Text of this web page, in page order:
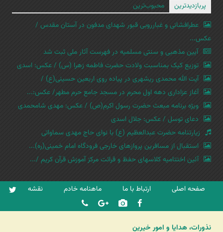
پربازدیدترین
محبوب‌ترین
عطرافشانی و غبارروبی قبور شهدای مدفون در آستان مقدس /
عکس...
آیین مذهبی و سنتی مسلمیه در فهرست آثار ملی ثبت شد
توزیع کیک بمناسبت ولادت حضرت فاطمه زهرا (س) / عکس: اسدی
آیت الله محمدی ریشهری در پیاده روی اربعین حسینی(ع) /
آغاز عزاداری دهه اول محرم در مسجد جامع حرم مطهر/ عکس:...
ویژه برنامه مبعث حضرت رسول اکرم(ص) / عکس: مهدی شامحمدی
دعای توسل / عکس: جلال اسدی
زیارتنامه حضرت عبدالعظیم (ع) با نوای حاج مهدی سماواتی
استقبال از مسافرین پروازهای خارجی فرودگاه امام خمینی(ره)...
آئین اختتامیه کلاسهای حفظ و قرائت مرکز آموزش قرآن کریم /...
صفحه اصلی ارتباط با ما ماهنامه خادم نقشه
نذورات، هدایا و امور خیرین